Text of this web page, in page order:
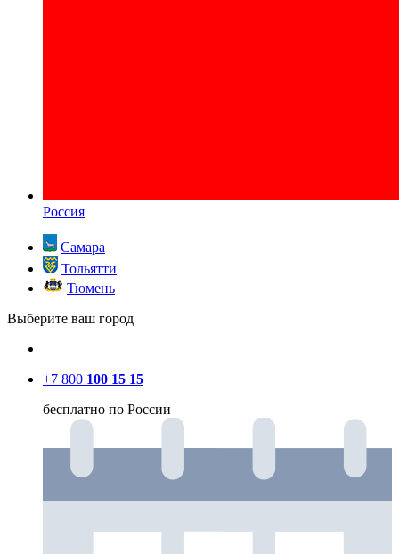
Россия
Самара
Тольятти
Тюмень
Выберите ваш город
+7 800 100 15 15
бесплатно по России